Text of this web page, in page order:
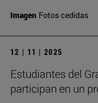
Imagen Fotos cedidas
12 | 11 | 2025
Estudiantes del
participan en un